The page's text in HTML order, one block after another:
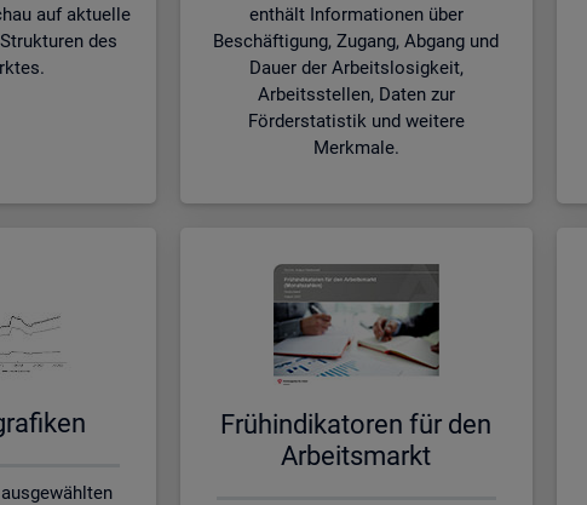
auf aktuelle
des
enthält Informationen über
Beschäftigung, Zugang, Abgang und
Dauer der Arbeitslosigkeit,
Arbeitsstellen, Daten zur
Förderstatistik und weitere
Merkmale.
Früh­in­di­ka­to­ren für den
Ar­beits­markt